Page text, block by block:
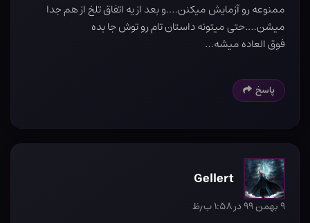
ممنوعه رو آزمایش میکنن….و بعد از یه اتفاق تلخ از هم جدا
میشن….حتی میتونه داستان تام رو توش جا بده
فوق العاده میشه…
پاسخ
Gellert
۹ بهمن ۹۹ در ۱:۵۸ ب٫ظ